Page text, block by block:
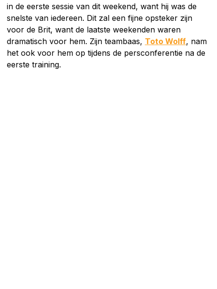
in de eerste sessie van dit weekend, want hij was de
snelste van iedereen. Dit zal een fijne opsteker zijn
voor de Brit, want de laatste weekenden waren
dramatisch voor hem. Zijn teambaas, Toto Wolff, nam
het ook voor hem op tijdens de persconferentie na de
eerste training.